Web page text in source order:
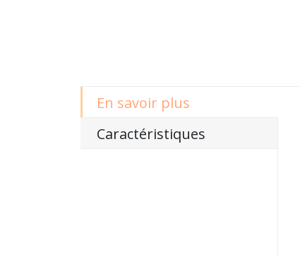
En savoir plus
Caractéristiques